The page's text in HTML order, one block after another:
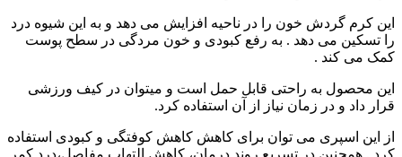
این کرم گردش خون را در ناحیه افزایش می دهد و به این شیوه درد
را تسکین می دهد . به رفع کبودی و خون مردگی در سطح پوست
کمک می کند .
این محصول به راحتی قابل حمل است و میتوان در کیف ورزشی
قرار داد و در زمان نیاز از آن استفاده کرد.
از این اسپری می توان برای کاهش کاهش کوفتگی و کبودی استفاده
کرد . همچنین در تسریع روند درمان، کاهش التهاب مفاصل،درد کمر